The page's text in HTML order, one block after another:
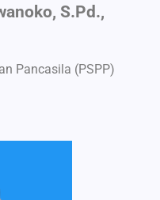
S.Pd.,
Pancasila (PSPP)